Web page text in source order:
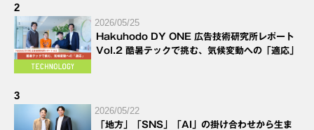
2
2026/05/25
Hakuhodo DY ONE 広告技術研究所レポート
Vol.2 酷暑テックで挑む、気候変動への「適応」
3
2026/05/22
「地方」「SNS」「AI」の掛け合わせから生ま